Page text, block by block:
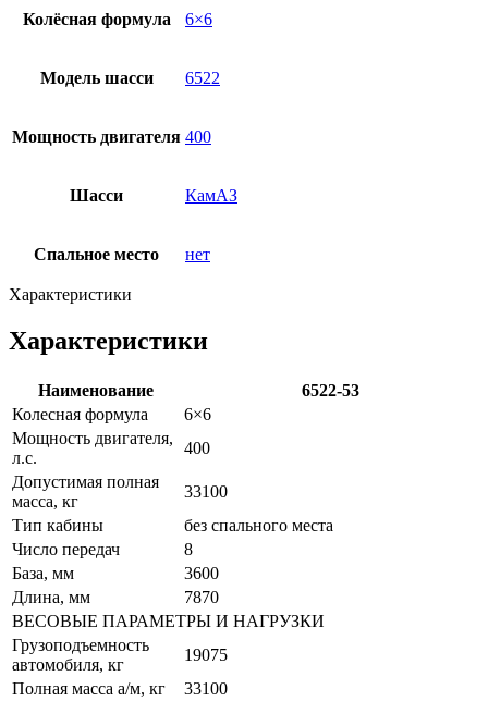
Колёсная формула 6×6
Модель шасси 6522
Мощность двигателя 400
Шасси КамАЗ
Спальное место нет
Характеристики
Характеристики
Наименование
6522-53
Колесная формула
6×6
Мощность двигателя,
л.с.
400
Допустимая полная
масса, кг
33100
Тип кабины
без спального места
Число передач
8
База, мм
3600
Длина, мм
7870
ВЕСОВЫЕ ПАРАМЕТРЫ И НАГРУЗКИ
Грузоподъемность
автомобиля, кг
19075
Полная масса а/м, кг
33100